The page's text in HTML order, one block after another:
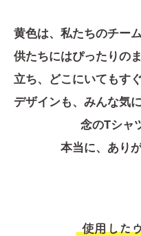
黄色は、私たちのチー
供たちにはぴったりの
立ち、どこにいてもす
デザインも、みんな気
念のTシャ
本当に、あり
使用した